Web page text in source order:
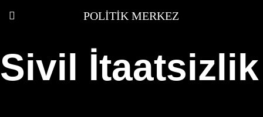
POLITIK MERKEZ
Sivil İtaatsizlik